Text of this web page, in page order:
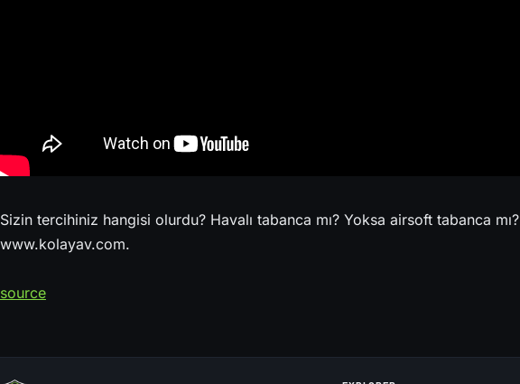
Sizin tercihiniz hangisi olurdu? Havalı tabanca mı? Yoksa airsoft tabanca mı?
www.kolayav.com.
source